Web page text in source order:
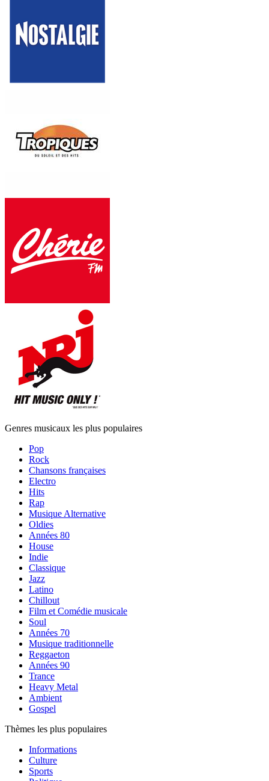
Genres musicaux les plus populaires
Pop
Rock
Chansons françaises
Electro
Hits
Rap
Musique Alternative
Oldies
Années 80
House
Indie
Classique
Jazz
Latino
Chillout
Film et Comédie musicale
Soul
Années 70
Musique traditionnelle
Reggaeton
Années 90
Trance
Heavy Metal
Ambient
Gospel
Thèmes les plus populaires
Informations
Culture
Sports